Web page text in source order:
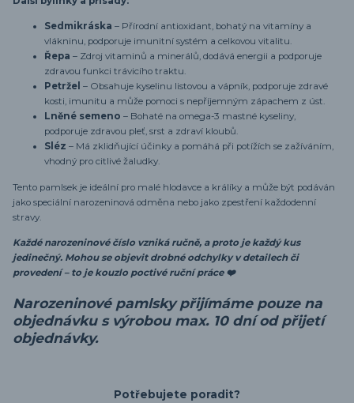
Sedmikráska – Přírodní antioxidant, bohatý na vitamíny a
vlákninu, podporuje imunitní systém a celkovou vitalitu.
Řepa – Zdroj vitaminů a minerálů, dodává energii a podporuje
zdravou funkci trávicího traktu.
Petržel – Obsahuje kyselinu listovou a vápník, podporuje zdravé
kosti, imunitu a může pomoci s nepříjemným zápachem z úst.
Lněné semeno – Bohaté na omega-3 mastné kyseliny,
podporuje zdravou pleť, srst a zdraví kloubů.
Sléz – Má zklidňující účinky a pomáhá při potížích se zažíváním,
vhodný pro citlivé žaludky.
Tento pamlsek je ideální pro malé hlodavce a králíky a může být podáván
jako speciální narozeninová odměna nebo jako zpestření každodenní
stravy.
Každé narozeninové číslo vzniká ručně, a proto je každý kus
jedinečný. Mohou se objevit drobné odchylky v detailech či
provedení – to je kouzlo poctivé ruční práce ❤️
Narozeninové pamlsky přijímáme pouze na
objednávku s výrobou max. 10 dní od přijetí
objednávky.
Potřebujete poradit?